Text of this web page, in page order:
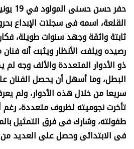
حفر حسن حسنى المولود في19 يونيو عام 1936
القلعة، اسمه فى سجلات الإبداع
ثابتة واثقة وجهد سنوات طويلة،
رصيده ويلفت الأنظار ويثبت أنه
ذو الأدوار المتعددة والألف وجه
البطل، وما أسهل أن يحصل الفنان
سريعا من خلال هذه الأدوار، ولم
تأخرت نجوميته لظروف متعددة،
طفولته، وشارك فى فرق التمثيل
فى الابتدائى وحصل على العديد من